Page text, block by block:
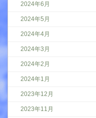
2024年6月
2024年5月
2024年4月
2024年3月
2024年2月
2024年1月
2023年12月
2023年11月